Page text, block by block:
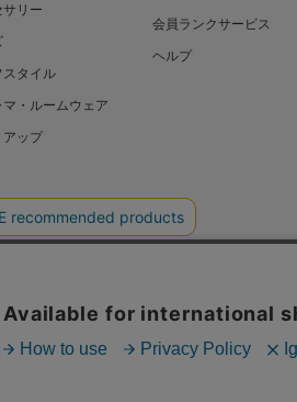
サリー
スタイル
・ルームウェア
アップ
会員ランクサービス
ヘルプ
SHEL’TTER GREEN
RIGHTS RESERVED.